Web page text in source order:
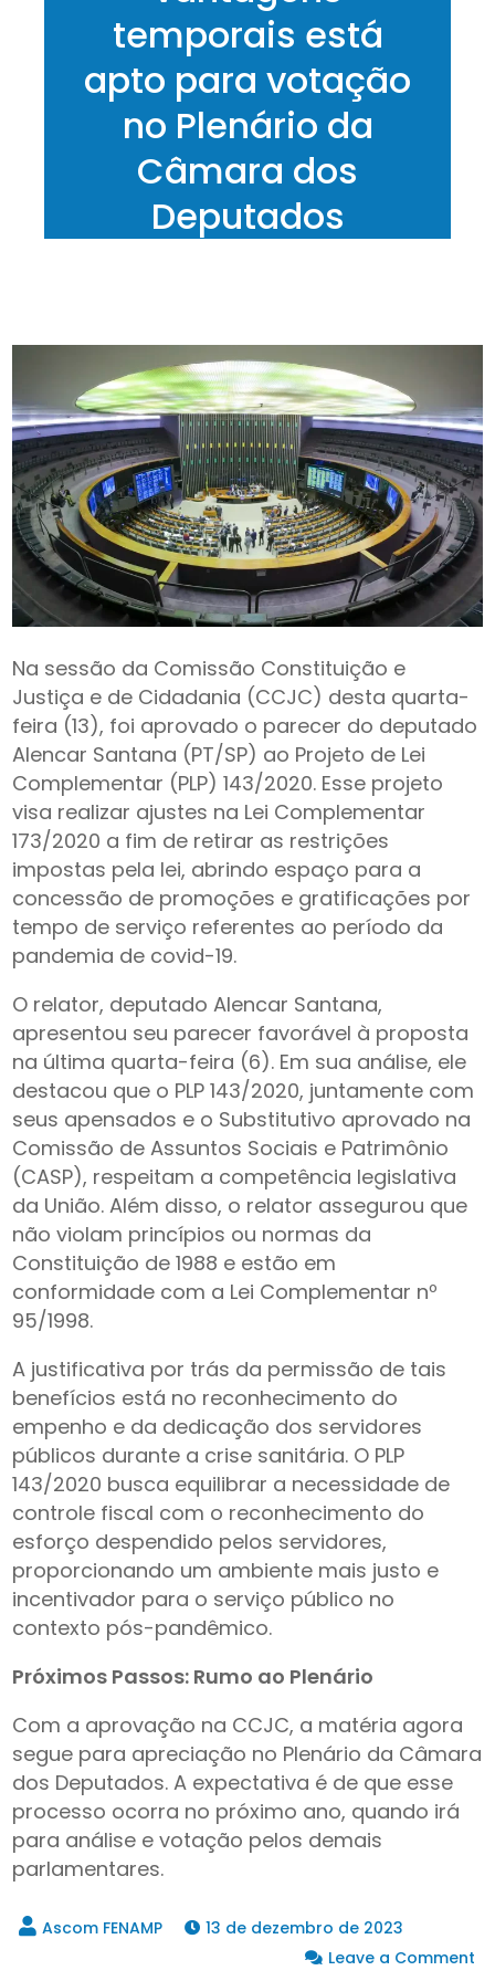
temporais está
apto para votação
no Plenário da
Câmara dos
Deputados
Na sessão da Comissão Constituição e
Justiça e de Cidadania (CCJC) desta quarta-
feira (13), foi aprovado o parecer do deputado
Alencar Santana (PT/SP) ao Projeto de Lei
Complementar (PLP) 143/2020. Esse projeto
visa realizar ajustes na Lei Complementar
173/2020 a fim de retirar as restrições
impostas pela lei, abrindo espaço para a
concessão de promoções e gratificações por
tempo de serviço referentes ao período da
pandemia de covid-19.
O relator, deputado Alencar Santana,
apresentou seu parecer favorável à proposta
na última quarta-feira (6). Em sua análise, ele
destacou que o PLP 143/2020, juntamente com
seus apensados e o Substitutivo aprovado na
Comissão de Assuntos Sociais e Patrimônio
(CASP), respeitam a competência legislativa
da União. Além disso, o relator assegurou que
não violam princípios ou normas da
Constituição de 1988 e estão em
conformidade com a Lei Complementar nº
95/1998.
A justificativa por trás da permissão de tais
benefícios está no reconhecimento do
empenho e da dedicação dos servidores
públicos durante a crise sanitária. O PLP
143/2020 busca equilibrar a necessidade de
controle fiscal com o reconhecimento do
esforço despendido pelos servidores,
proporcionando um ambiente mais justo e
incentivador para o serviço público no
contexto pós-pandêmico.
Próximos Passos: Rumo ao Plenário
Com a aprovação na CCJC, a matéria agora
segue para apreciação no Plenário da Câmara
dos Deputados. A expectativa é de que esse
processo ocorra no próximo ano, quando irá
para análise e votação pelos demais
parlamentares.
13 de dezembro de 2023
Leave a Comment